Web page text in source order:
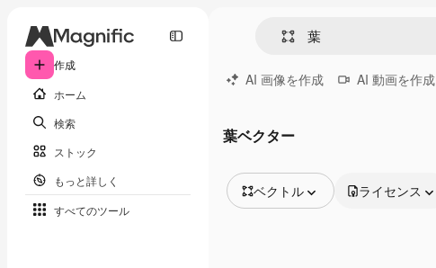
作成
ホーム
検索
ストック
もっと詳しく
すべてのツール
AI 画像を作成 AI 動画を作成
葉ベクター
ベクトル ライセンス